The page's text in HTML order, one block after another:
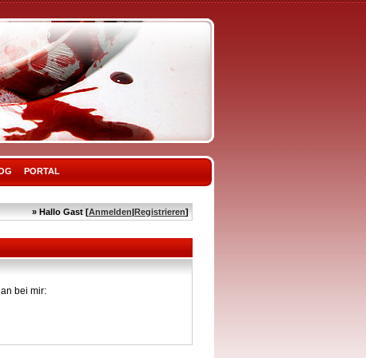
PORTAL
» Hallo Gast [Anmelden|Registrieren]
bei mir: